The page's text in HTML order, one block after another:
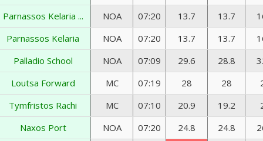
Parnassos Kelaria ...
NOA 07:20 13.7 13.7
Parnassos Kelaria
NOA 07:20 13.7 13.7
Palladio School
NOA 07:09 29.6 28.8
Loutsa Forward
MC 07:19 28 28
Tymfristos Rachi
MC 07:10 20.9 19.2
Naxos Port
NOA 07:20 24.8 24.8